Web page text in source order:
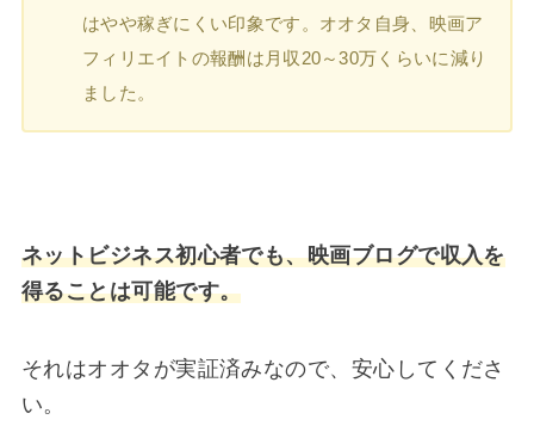
はやや稼ぎにくい印象です。オオタ自身、映画ア
フィリエイトの報酬は月収20～30万くらいに減り
ました。
ネットビジネス初心者でも、映画ブログで収入を
得ることは可能です。
それはオオタが実証済みなので、安心してくださ
い。